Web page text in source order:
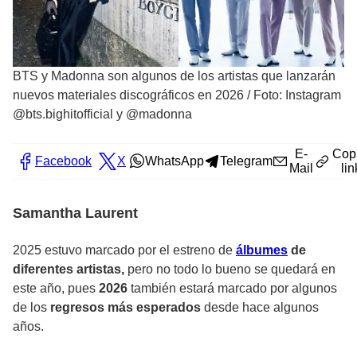
BTS y Madonna son algunos de los artistas que lanzarán
nuevos materiales discográficos en 2026 / Foto: Instagram
@bts.bighitofficial y @madonna
Facebook X WhatsApp Telegram
E-
Mail
Samantha Laurent
2025 estuvo marcado por el estreno de álbumes de
diferentes artistas, pero no todo lo bueno se quedará en
este año, pues 2026 también estará marcado por algunos
de los regresos más esperados desde hace algunos
años.